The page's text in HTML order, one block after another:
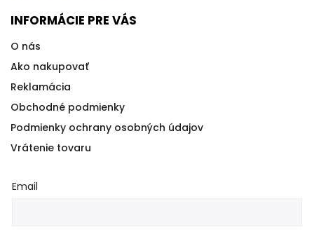
INFORMÁCIE PRE VÁS
O nás
Ako nakupovať
Reklamácia
Obchodné podmienky
Podmienky ochrany osobných údajov
Vrátenie tovaru
Email